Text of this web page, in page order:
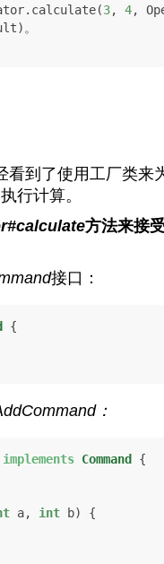
3, 4,
。
看到了使用工厂类
行计算。
方法来接
接口：
{
：
implements Command
{
a, int b)
{